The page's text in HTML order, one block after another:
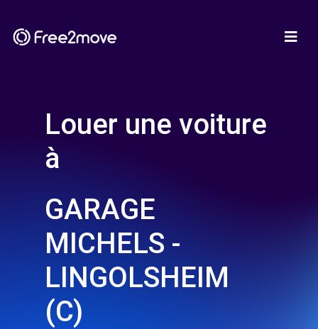
Louer une voiture
à
GARAGE
MICHELS -
LINGOLSHEIM
(C)